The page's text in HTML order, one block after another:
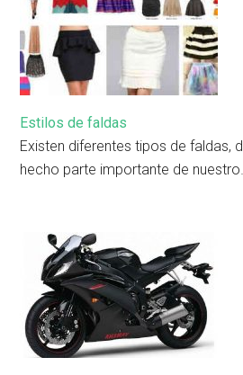
Estilos de faldas
Existen diferentes tipos de faldas,
hecho parte importante de